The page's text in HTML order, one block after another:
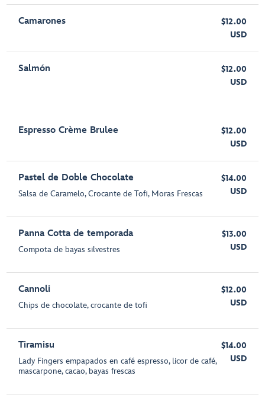
Camarones
$12.00
USD
Salmón
$12.00
USD
Espresso Crème Brulee
$12.00
USD
Pastel de Doble Chocolate
Salsa de Caramelo, Crocante de Tofi, Moras Frescas
$14.00
USD
Panna Cotta de temporada
Compota de bayas silvestres
$13.00
USD
Cannoli
Chips de chocolate, crocante de tofi
$12.00
USD
Tiramisu
Lady Fingers empapados en café espresso, licor de café,
mascarpone, cacao, bayas frescas
$14.00
USD